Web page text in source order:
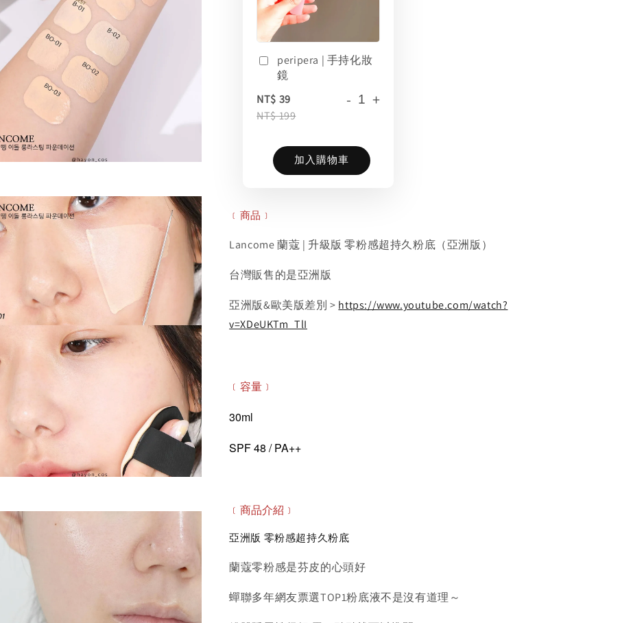
peripera | 手持化妝
鏡
NT$ 39
NT$ 199
- +
加入購物車
﹝商品﹞
Lancome 蘭蔻 | 升級版 零粉感超持久粉底（亞洲版）
台灣販售的是亞洲版
亞洲版&歐美版差別 > https://www.youtube.com/watch?
v=XDeUKTm_TlI
﹝容量﹞
30ml
SPF 48 / PA++
﹝商品介紹﹞
亞洲版 零粉感超持久粉底
蘭蔻零粉感是芬皮的心頭好
蟬聯多年網友票選TOP1粉底液不是沒有道理～